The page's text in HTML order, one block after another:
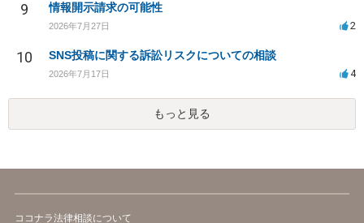
9 情報開示請求の可能性
2026年7月27日 2
10 SNS投稿に関する訴訟リスクについての相談
2026年7月17日 4
もっと見る
ココナラ法律相談について